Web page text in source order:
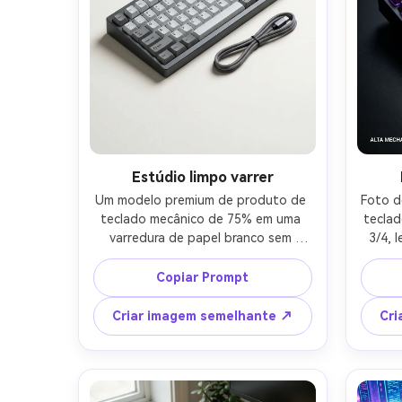
Estúdio limpo varrer
Um modelo premium de produto de
teclado mecânico de 75% em uma
varredura de papel branco sem
costura, caixa de alumínio
anodizado, capas de teclado PBT
de tiro duplo, logotipo sutil no
canto superior direito, iluminação de
estúdio suave e difusa com descida
de sombra suave, tirado em Canon
EOS R5 com lente de 85mm, f/8,
cores nítidas, cores realistas,
Copiar Prompt
Criar imagem semelhante ↗
Foto
3/4,
f/1.8